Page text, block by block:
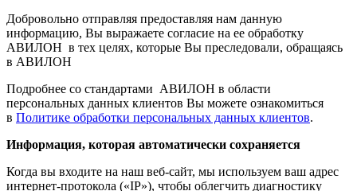
Добровольно отправляя предоставляя нам данную
информацию, Вы выражаете согласие на ее обработку
АВИЛОН в тех целях, которые Вы преследовали, обращаясь
в АВИЛОН
Подробнее со стандартами АВИЛОН в области
персональных данных клиентов Вы можете ознакомиться
в Политике обработки персональных данных клиентов.
Информация, которая автоматически сохраняется
Когда вы входите на наш веб-сайт, мы используем ваш адрес
интернет-протокола («IP»), чтобы облегчить диагностику